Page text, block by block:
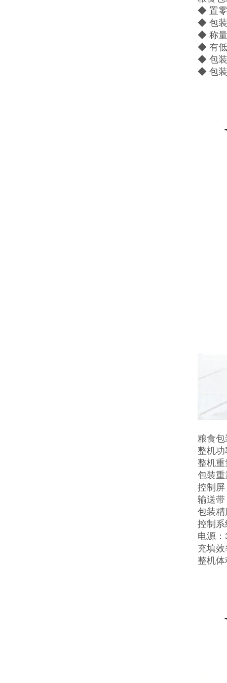
◆ 置零
◆ 包装
◆ 称量
◆ 有低
◆ 包装
◆ 包装
粮食
整机
整机
包装
控制
输送
包装
控制
电源
充填
整机